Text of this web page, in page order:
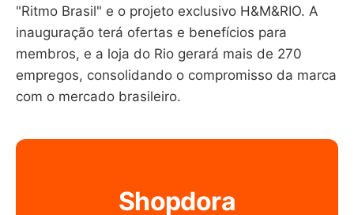
"Ritmo Brasil" e o projeto exclusivo H&M&RIO. A
inauguração terá ofertas e benefícios para
membros, e a loja do Rio gerará mais de 270
empregos, consolidando o compromisso da marca
com o mercado brasileiro.
Shopdora